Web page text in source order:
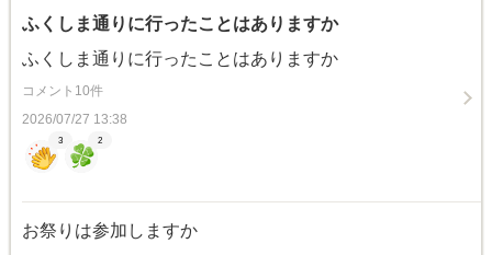
ふくしま通りに行ったことはありますか
ふくしま通りに行ったことはありますか
コメント10件
2026/07/27 13:38
3 2
お祭りは参加しますか